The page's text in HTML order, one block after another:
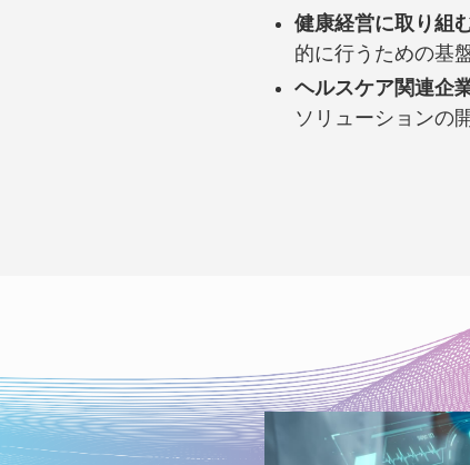
健康経営に取り組
的に行うための基
ヘルスケア関連企
ソリューションの